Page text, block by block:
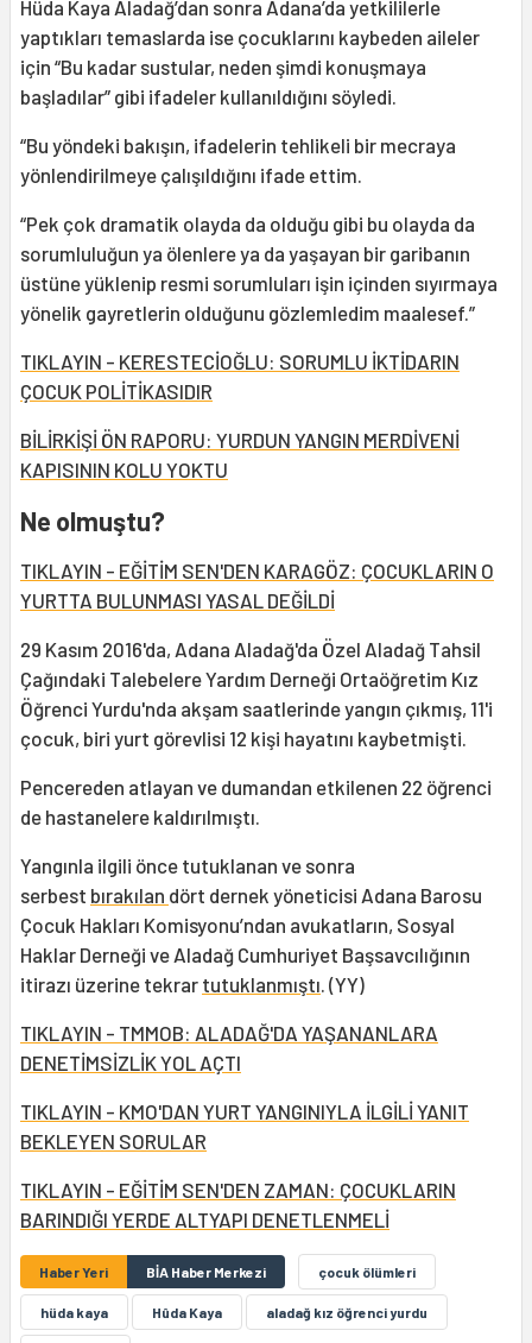
Hüda Kaya Aladağ’dan sonra Adana’da yetkililerle
yaptıkları temaslarda ise çocuklarını kaybeden aileler
için “Bu kadar sustular, neden şimdi konuşmaya
başladılar” gibi ifadeler kullanıldığını söyledi.
“Bu yöndeki bakışın, ifadelerin tehlikeli bir mecraya
yönlendirilmeye çalışıldığını ifade ettim.
“Pek çok dramatik olayda da olduğu gibi bu olayda da
sorumluluğun ya ölenlere ya da yaşayan bir garibanın
üstüne yüklenip resmi sorumluları işin içinden sıyırmaya
yönelik gayretlerin olduğunu gözlemledim maalesef.”
TIKLAYIN - KERESTECİOĞLU: SORUMLU İKTİDARIN
ÇOCUK POLİTİKASIDIR
BİLİRKİŞİ ÖN RAPORU: YURDUN YANGIN MERDİVENİ
KAPISININ KOLU YOKTU
Ne olmuştu?
TIKLAYIN - EĞİTİM SEN'DEN KARAGÖZ: ÇOCUKLARIN O
YURTTA BULUNMASI YASAL DEĞİLDİ
29 Kasım 2016'da, Adana Aladağ'da Özel Aladağ Tahsil
Çağındaki Talebelere Yardım Derneği Ortaöğretim Kız
Öğrenci Yurdu'nda akşam saatlerinde yangın çıkmış, 11'i
çocuk, biri yurt görevlisi 12 kişi hayatını kaybetmişti.
Pencereden atlayan ve dumandan etkilenen 22 öğrenci
de hastanelere kaldırılmıştı.
Yangınla ilgili önce tutuklanan ve sonra
serbest bırakılan dört dernek yöneticisi Adana Barosu
Çocuk Hakları Komisyonu’ndan avukatların, Sosyal
Haklar Derneği ve Aladağ Cumhuriyet Başsavcılığının
itirazı üzerine tekrar tutuklanmıştı. (YY)
TIKLAYIN - TMMOB: ALADAĞ'DA YAŞANANLARA
DENETİMSİZLİK YOL AÇTI
TIKLAYIN - KMO'DAN YURT YANGINIYLA İLGİLİ YANIT
BEKLEYEN SORULAR
TIKLAYIN - EĞİTİM SEN'DEN ZAMAN: ÇOCUKLARIN
BARINDIĞI YERDE ALTYAPI DENETLENMELİ
Haber Yeri BİA Haber Merkezi çocuk ölümleri
hüda kaya Hûda Kaya aladağ kız öğrenci yurdu